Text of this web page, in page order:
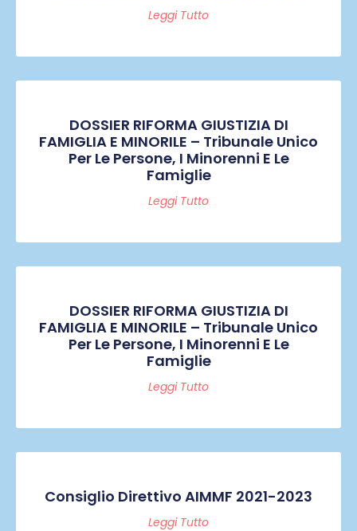
Leggi Tutto
DOSSIER RIFORMA GIUSTIZIA DI
FAMIGLIA E MINORILE – Tribunale Unico
Per Le Persone, I Minorenni E Le
Famiglie
Leggi Tutto
DOSSIER RIFORMA GIUSTIZIA DI
FAMIGLIA E MINORILE – Tribunale Unico
Per Le Persone, I Minorenni E Le
Famiglie
Leggi Tutto
Consiglio Direttivo AIMMF 2021-2023
Leggi Tutto